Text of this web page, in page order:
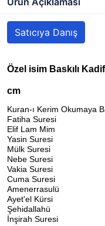
Satıcıya Danış
Özel isim Baskılı
cm
Kuran-ı Kerim Okumaya
Fatiha Suresi
Elif Lam Mim
Yasin Suresi
Mülk Suresi
Nebe Suresi
Vakia Suresi
Cuma Suresi
Amenerrasulü
Ayet'el Kürsi
Şehidallahü
İnşirah Suresi